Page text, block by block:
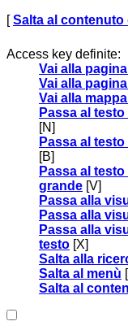
[Salta al contenuto
Access key definite:
Vai alla
Vai alla
Vai alla
Passa al
[N]
Passa al
[B]
Passa al
grande [V]
Passa alla
Passa alla
Passa alla
testo [X]
Salta alla
Salta al menù
Salta al